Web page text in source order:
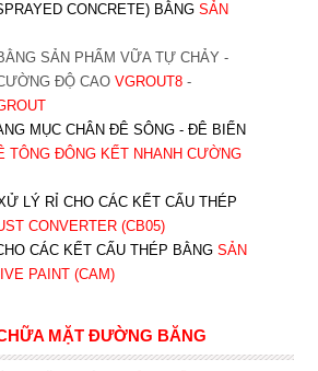
CONCRETE) BẰNG SẢN
SẢN PHẨM VỮA TỰ CHẢY -
ĐỘ CAO VGROUT8-
MỤC CHÂN ĐÊ SÔNG - ĐÊ BIỂN
TÔNG ĐÔNG KẾT NHANH CƯỜNG
LÝ RỈ CHO CÁC KẾT CẤU THÉP
CONVERTER (CB05)
CÁC KẾT CẤU THÉP BẰNG SẢN
PAINT (CAM)
MẶT ĐƯỜNG BĂNG